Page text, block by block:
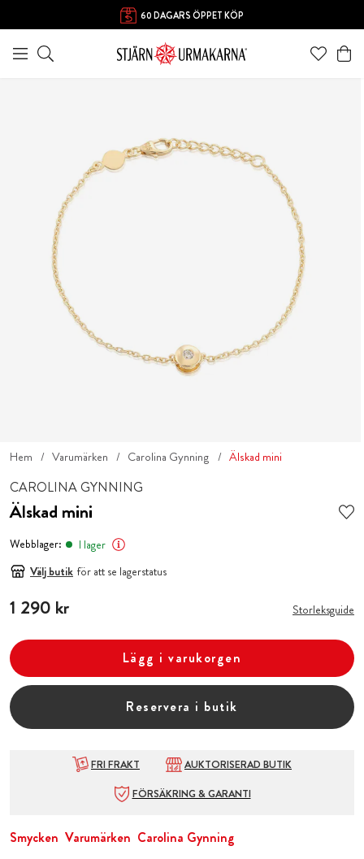
60 DAGARS ÖPPET KÖP
FRI FRAKT ÖVER 1000 KR
Hem Varumärken Carolina Gynning Älskad mini
CAROLINA GYNNING
Älskad mini
Webblager:
I lager
Välj butik för att se lagerstatus
Pris:1 290 kr
1 290 kr Storleksguide
Lägg i varukorgen
Reservera i butik
FRI FRAKT
AUKTORISERAD BUTIK
FÖRSÄKRING & GARANTI
Smycken Varumärken Carolina Gynning